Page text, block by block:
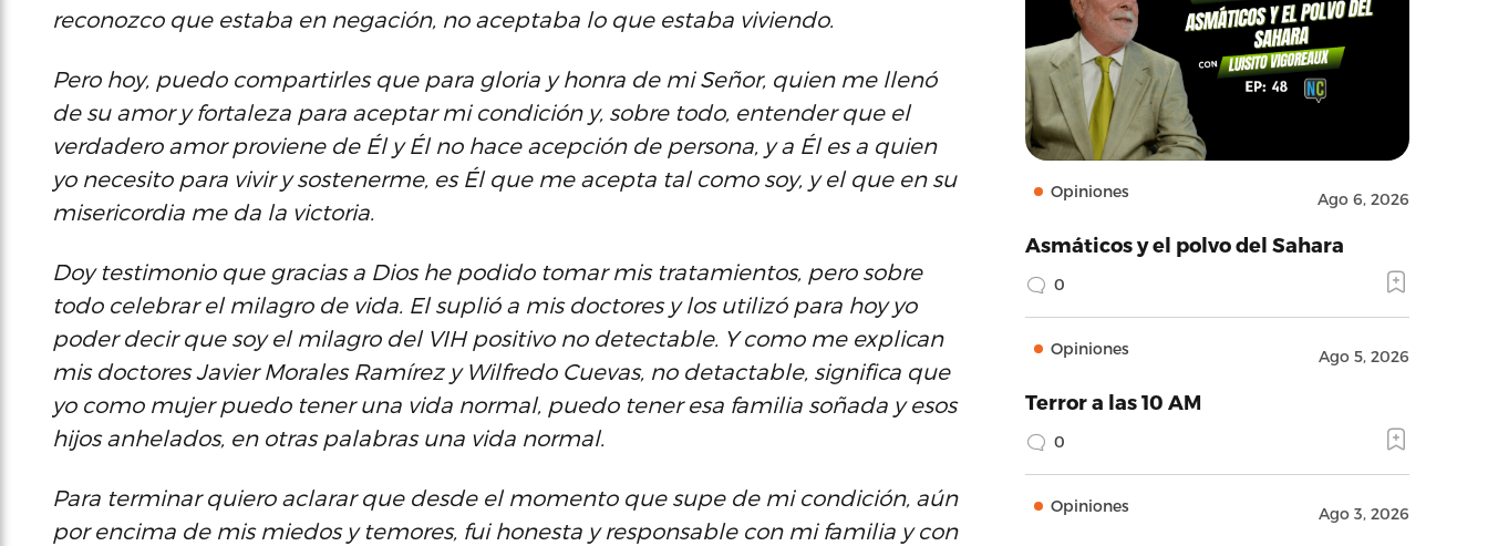
reconozco que estaba en negación, no aceptaba lo que estaba viviendo.
Pero hoy, puedo compartirles que para gloria y honra de mi Señor, quien me llenó
de su amor y fortaleza para aceptar mi condición y, sobre todo, entender que el
verdadero amor proviene de Él y Él no hace acepción de persona, y a Él es a quien
yo necesito para vivir y sostenerme, es Él que me acepta tal como soy, y el que en su
misericordia me da la victoria.
Doy testimonio que gracias a Dios he podido tomar mis tratamientos, pero sobre
todo celebrar el milagro de vida. El suplió a mis doctores y los utilizó para hoy yo
poder decir que soy el milagro del VIH positivo no detectable. Y como me explican
mis doctores Javier Morales Ramírez y Wilfredo Cuevas, no detactable, significa que
yo como mujer puedo tener una vida normal, puedo tener esa familia soñada y esos
hijos anhelados, en otras palabras una vida normal.
Para terminar quiero aclarar que desde el momento que supe de mi condición, aún
por encima de mis miedos y temores, fui honesta y responsable con mi familia y con
Opiniones Ago 6, 2026
Asmáticos y el polvo del Sahara
0
Opiniones Ago 5, 2026
Terror a las 10 AM
0
Opiniones Ago 3, 2026